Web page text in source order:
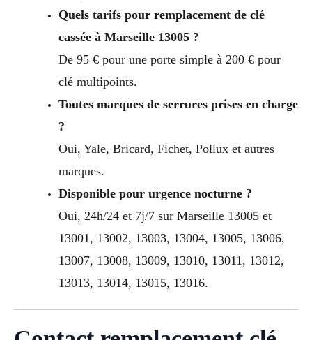
Quels tarifs pour remplacement de clé
cassée à Marseille 13005 ?
De 95 € pour une porte simple à 200 € pour
clé multipoints.
Toutes marques de serrures prises en charge
?
Oui, Yale, Bricard, Fichet, Pollux et autres
marques.
Disponible pour urgence nocturne ?
Oui, 24h/24 et 7j/7 sur Marseille 13005 et
13001, 13002, 13003, 13004, 13005, 13006,
13007, 13008, 13009, 13010, 13011, 13012,
13013, 13014, 13015, 13016.